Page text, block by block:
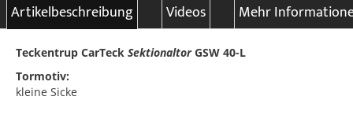
Artikelbeschreibung Videos Mehr
Teckentrup CarTeck SektionaltorGSW 40-L
Tormotiv:
kleine Sicke